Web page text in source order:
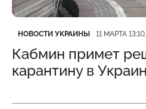
Категория
НОВОСТИ УКРАИНЫ
Дата публикации 11 МАРТА
Кабмин примет
карантину в